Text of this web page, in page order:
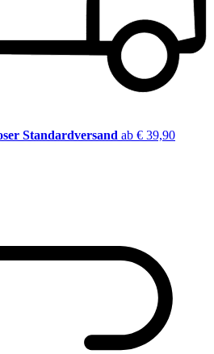
Standardversand ab € 39,90